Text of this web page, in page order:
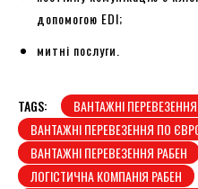
допомогою EDI;
митні послуги.
TAGS:
ВАНТАЖНІ ПЕРЕВЕЗЕННЯ
ВАНТАЖНІ ПЕРЕВЕЗЕННЯ ПО
ВАНТАЖНІ ПЕРЕВЕЗЕННЯ РАБЕН
ЛОГІСТИЧНА КОМПАНІЯ РАБЕН